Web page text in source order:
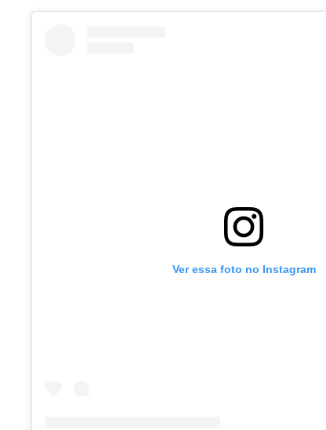
Ver essa foto no Instagram